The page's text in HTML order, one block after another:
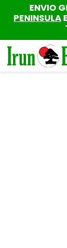
ENVIO
PENINSULA